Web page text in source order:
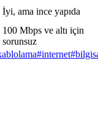
İyi, ama ince yapıda
100 Mbps ve altı için
sorunsuz
#internet#